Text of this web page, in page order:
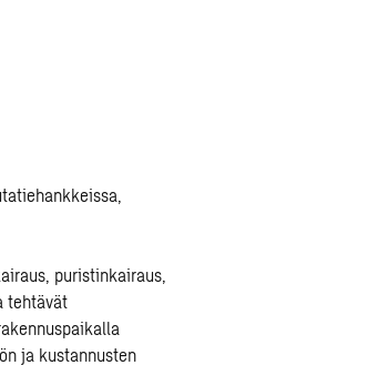
puristinkairaus,
tehtävät
ja kustannusten